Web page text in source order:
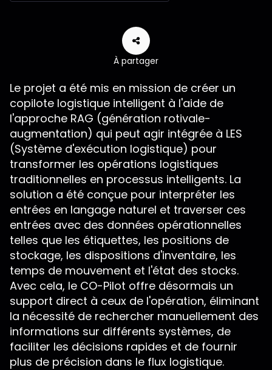
À partager
Le projet a été mis en mission de créer un
copilote logistique intelligent à l'aide de
l'approche RAG (génération rotivale-
augmentation) qui peut agir intégrée à LES
(Système d'exécution logistique) pour
transformer les opérations logistiques
traditionnelles en processus intelligents. La
solution a été conçue pour interpréter les
entrées en langage naturel et traverser ces
entrées avec des données opérationnelles
telles que les étiquettes, les positions de
stockage, les dispositions d'inventaire, les
temps de mouvement et l'état des stocks.
Avec cela, le CO-Pilot offre désormais un
support direct à ceux de l'opération, éliminant
la nécessité de rechercher manuellement des
informations sur différents systèmes, de
faciliter les décisions rapides et de fournir
plus de précision dans le flux logistique.